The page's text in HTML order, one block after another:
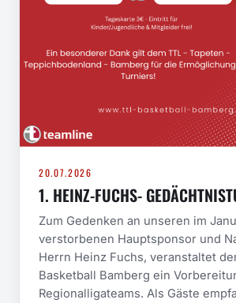
20.07.2026
1. HEINZ-FUCHS-
Zum Gedenken an unseren im
verstorbenen Hauptsponsor und
Herrn Heinz Fuchs, veranstaltet
Basketball Bamberg ein
Regionalligateams. Als Gäste